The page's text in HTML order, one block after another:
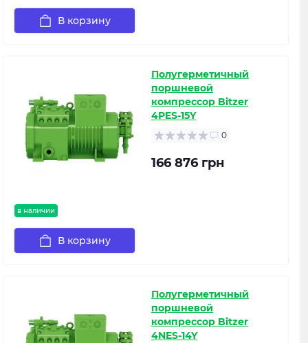
В корзину
в наличии
Полугерметичный
поршневой
компрессор Bitzer
4PES-15Y
0
166 876 грн
В корзину
Полугерметичный
поршневой
компрессор Bitzer
4NES-14Y